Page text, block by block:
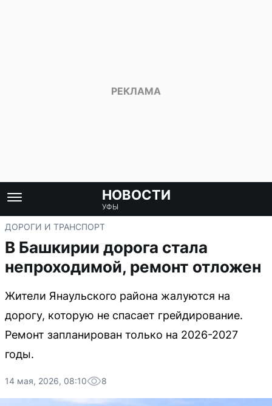
НОВОСТИ
УФЫ
ДОРОГИ И ТРАНСПОРТ
В Башкирии дорога стала
непроходимой, ремонт отложен
Жители Янаульского района жалуются на
дорогу, которую не спасает грейдирование.
Ремонт запланирован только на 2026-2027
годы.
14 мая, 2026, 08:10 8